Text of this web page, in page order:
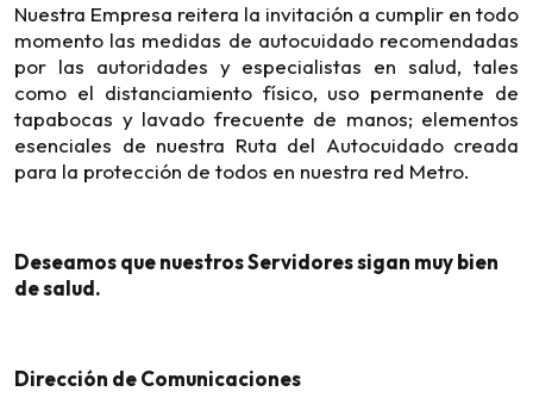
Nuestra Empresa reitera la invitación a cumplir en todo
momento las medidas de autocuidado recomendadas
por las autoridades y especialistas en salud, tales
como el distanciamiento físico, uso permanente de
tapabocas y lavado frecuente de manos; elementos
esenciales de nuestra Ruta del Autocuidado creada
para la protección de todos en nuestra red Metro.
Deseamos que nuestros Servidores sigan muy bien
de salud.
Dirección de Comunicaciones